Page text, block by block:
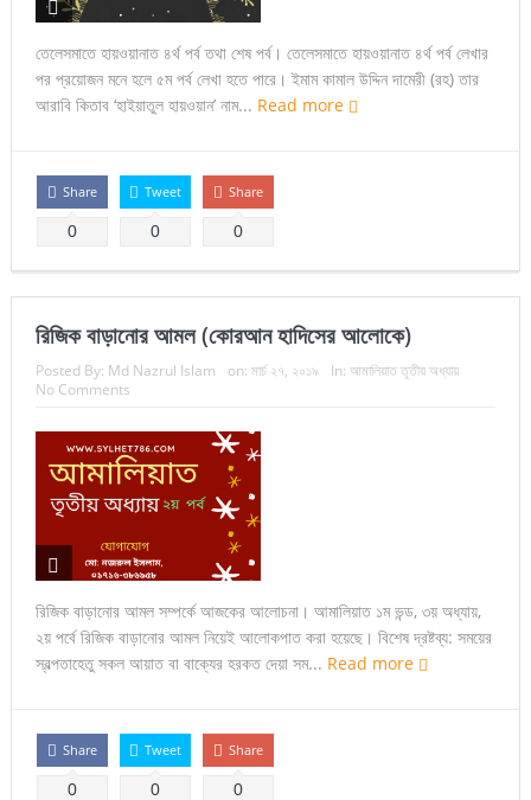
তেলেসমাতে হায়ওয়ানাত ৪র্থ পর্ব তথা শেষ পর্ব। তেলেসমাতে হায়ওয়ানাত ৪র্থ পর্ব লেখার
পর প্রয়োজন মনে হলে ৫ম পর্ব লেখা হতে পারে। ইমাম কামাল উদ্দিন দামেরী (রহ) তার
আরাবি কিতাব ‘হাইয়াতুল হায়ওয়ান’ নাম... Read more
Share
0
Tweet
0
Share
0
রিজিক বাড়ানোর আমল (কোরআন হাদিসের আলোকে)
Posted By: Md Nazrul Islam on: মার্চ ২৭, ২০১৯ In: আমালিয়াত তৃতীয় অধ্যায়
No Comments
রিজিক বাড়ানোর আমল সম্পর্কে আজকের আলোচনা। আমালিয়াত ১ম ভন্ড, ৩য় অধ্যায়,
২য় পর্বে রিজিক বাড়ানোর আমল নিয়েই আলোকপাত করা হয়েছে। বিশেষ দ্রষ্টব্য: সময়ের
স্বল্পতাহেতু সকল আয়াত বা বাক্যের হরকত দেয়া সম... Read more
Share
0
Tweet
0
Share
0